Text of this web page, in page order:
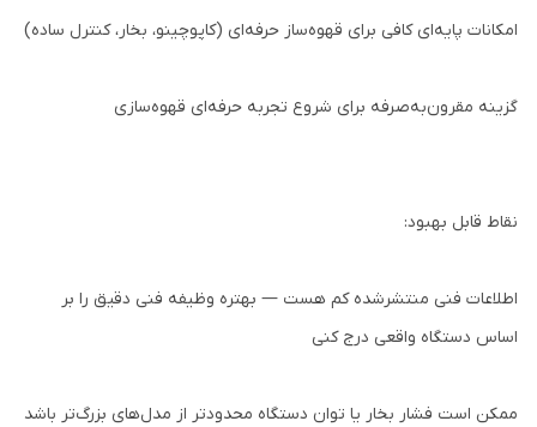
امکانات پایه‌ای کافی برای قهوه‌ساز حرفه‌ای (کاپوچینو، بخار، کنترل ساده)
گزینه مقرون‌به‌صرفه برای شروع تجربه حرفه‌ای قهوه‌سازی
نقاط قابل بهبود:
اطلاعات فنی منتشرشده کم هست — بهتره وظیفه فنی دقیق را بر
اساس دستگاه واقعی درج کنی
ممکن است فشار بخار یا توان دستگاه محدودتر از مدل‌های بزرگ‌تر باشد